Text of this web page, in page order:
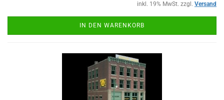
inkl. 19% MwSt. zzgl. Versand
IN DEN WARENKORB